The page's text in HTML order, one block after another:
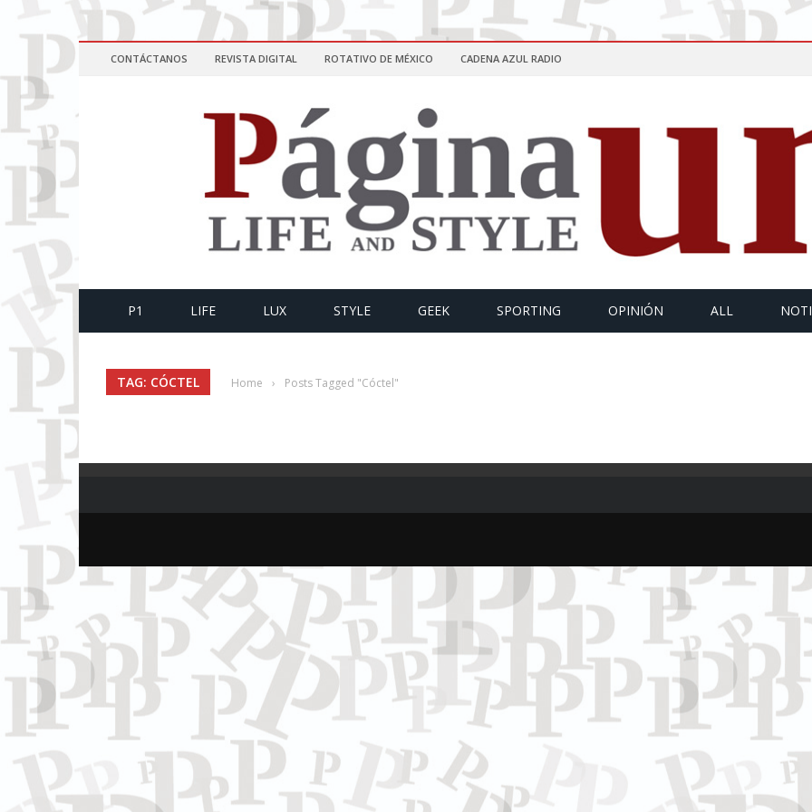
CONTÁCTANOS REVISTA DIGITAL ROTATIVO DE MÉXICO CADENA AZUL RADIO
P1 LIFE LUX STYLE GEEK SPORTING OPINIÓN ALL
TAG: CÓCTEL Home › Posts Tagged "Cóctel"